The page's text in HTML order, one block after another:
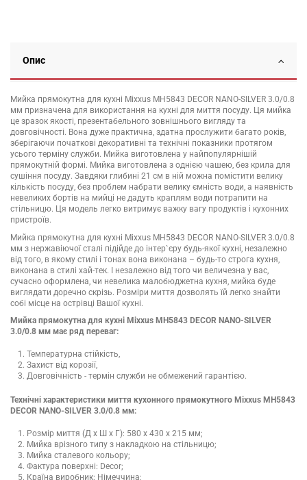
Опис
Мийка прямокутна для кухні Mixxus MH5843 DECOR NANO-SILVER 3.0/0.8
мм призначена для використання на кухні для миття посуду. Ця мийка
це зразок якості, презентабельного зовнішнього вигляду та
довговічності. Вона дуже практична, здатна прослужити багато років,
зберігаючи початкові декоративні та технічні показники протягом
усього терміну служби. Мийка виготовлена у найпопулярнішій
прямокутній формі. Мийка виготовлена з однією чашею, без крила для
сушіння посуду. Завдяки глибині 21 см в ній можна помістити велику
кількість посуду, без проблем набрати велику ємність води, а наявність
невеликих бортів на мийці не дадуть краплям води потрапити на
стільницю. Ця модель легко витримує важку вагу продуктів і кухонних
пристроїв.
Мийка прямокутна для кухні Mixxus MH5843 DECOR NANO-SILVER 3.0/0.8
мм з нержавіючої сталі підійде до інтер`єру будь-якої кухні, незалежно
від того, в якому стилі і тонах вона виконана – будь-то строга кухня,
виконана в стилі хай-тек. І незалежно від того чи величезна у вас,
сучасно оформлена, чи невелика малобюджетна кухня, мийка буде
виглядати доречно скрізь. Розміри миття дозволять їй легко знайти
собі місце на острівці Вашої кухні.
Мийка прямокутна для кухні Mixxus MH5843 DECOR NANO-SILVER
3.0/0.8 мм має ряд переваг:
Температурна стійкість,
Захист від корозії,
Довговічність - термін служби не обмежений гарантією.
Технічні характеристики миття кухонного прямокутного Mixxus MH5843
DECOR NANO-SILVER 3.0/0.8 мм:
Розмір миття (Д х Ш х Г): 580 х 430 х 215 мм;
Мийка врізного типу з накладкою на стільницю;
Мийка сталевого кольору;
Фактура поверхні: Decor;
Країна виробник: Німеччина;